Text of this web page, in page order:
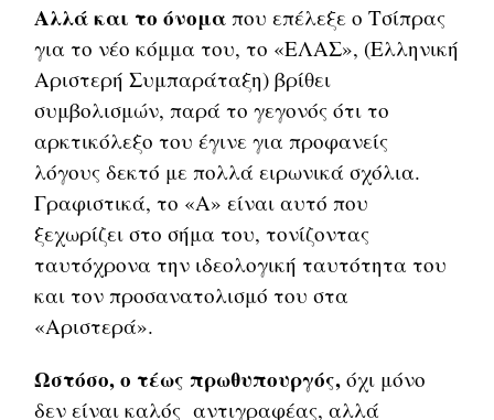
Αλλά και το όνομα που επέλεξε ο Τσίπρας
για το νέο κόμμα του, το «ΕΛΑΣ», (Ελληνική
Αριστερή Συμπαράταξη) βρίθει
συμβολισμών, παρά το γεγονός ότι το
αρκτικόλεξο του έγινε για προφανείς
λόγους δεκτό με πολλά ειρωνικά σχόλια.
Γραφιστικά, το «Α» είναι αυτό που
ξεχωρίζει στο σήμα του, τονίζοντας
ταυτόχρονα την ιδεολογική ταυτότητα του
και τον προσανατολισμό του στα
«Αριστερά».
Ωστόσο, ο τέως πρωθυπουργός,όχι μόνο
δεν είναι καλός αντιγραφέας, αλλά